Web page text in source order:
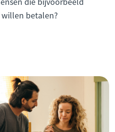
betalen?